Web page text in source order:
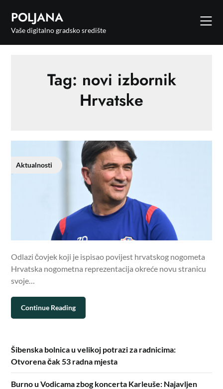
POLJANA
Vaše digitalno gradsko središte
Tag: novi izbornik
Hrvatske
Aktualnosti
Odlazi čovjek koji je ispisao povijest hrvatskog nogometa
Hrvatska nogometna reprezentacija okreće novu stranicu
svoje…
Continue Reading
Šibenska bolnica u velikoj potrazi za radnicima:
Otvorena čak 53 radna mjesta
Burno u Vodicama zbog koncerta Karleuše: Najavljen